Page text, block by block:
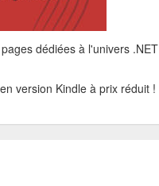
dédiées à l'univers .NET
version Kindle à prix réduit !